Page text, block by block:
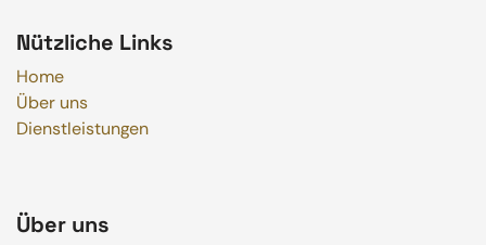
Nützliche Links
Home
Über uns
Dienstleistungen
Über uns